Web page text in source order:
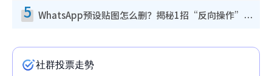
5 WhatsApp预设贴图怎么删？揭秘1招“反向操作”还原简洁界面 附3步实测教程